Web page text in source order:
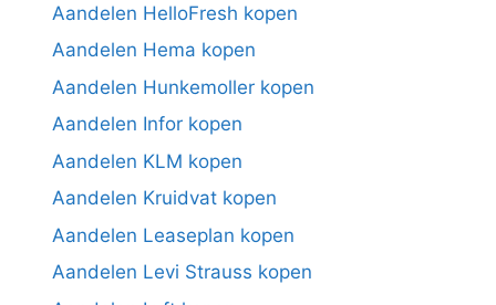
Aandelen HelloFresh kopen
Aandelen Hema kopen
Aandelen Hunkemoller kopen
Aandelen Infor kopen
Aandelen KLM kopen
Aandelen Kruidvat kopen
Aandelen Leaseplan kopen
Aandelen Levi Strauss kopen